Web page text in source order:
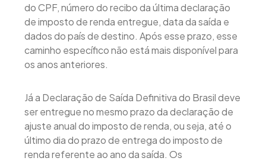
do CPF, número do recibo da última declaração
de imposto de renda entregue, data da saída e
dados do país de destino. Após esse prazo, esse
caminho específico não está mais disponível para
os anos anteriores.
Já a Declaração de Saída Definitiva do Brasil deve
ser entregue no mesmo prazo da declaração de
ajuste anual do imposto de renda, ou seja, até o
último dia do prazo de entrega do imposto de
renda referente ao ano da saída. Os